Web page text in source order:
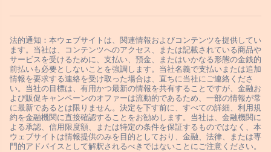
法的通知：本ウェブサイトは、関連情報およびコンテンツを提供してい
ます。当社は、コンテンツへのアクセス、または記載されている商品や
サービスを受けるために、支払い、預金、またはいかなる形態の金銭的
前払いも必要としないことを強調します。当社名義で支払いまたは追加
情報を要求する連絡を受け取った場合は、直ちに当社にご連絡くださ
い。当社の目標は、有用かつ最新の情報を共有することですが、金融お
よび販促キャンペーンのオファーは流動的であるため、一部の情報が常
に最新であるとは限りません。決定を下す前に、すべての詳細、利用規
約を金融機関に直接確認することをお勧めします。当社は、金融機関に
よる承認、信用限度額、または特定の条件を保証するものではなく、本
ウェブサイトは情報提供のみを目的としており、金融、法律、または専
門的アドバイスとして解釈されるべきではないことにご注意ください。